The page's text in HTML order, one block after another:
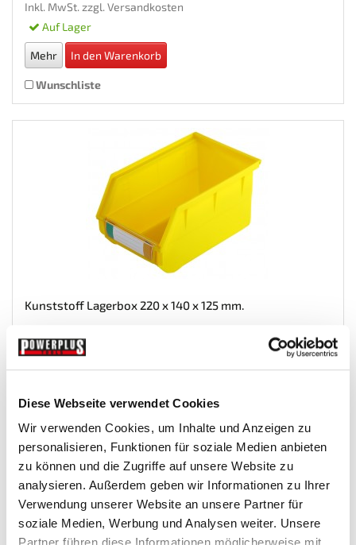
Diese Webseite verwendet Cookies
Wir verwenden Cookies, um Inhalte und Anzeigen zu
personalisieren, Funktionen für soziale Medien anbieten
zu können und die Zugriffe auf unsere Website zu
analysieren. Außerdem geben wir Informationen zu Ihrer
Verwendung unserer Website an unsere Partner für
soziale Medien, Werbung und Analysen weiter. Unsere
Inkl. MwSt. zzgl. Versandkosten
Auf Lager
Mehr In den Warenkorb
Wunschliste
Kunststoff Lagerbox 220 x 140 x 125 mm.
Lochwande
€ 4,35
Gewicht: 0.226 kg
Inkl. MwSt. zzgl.
Versandkosten
Auf Lager
Mehr In den Warenkorb
Wunschliste